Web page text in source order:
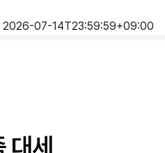
2026-07-14T23:59:59+09:00